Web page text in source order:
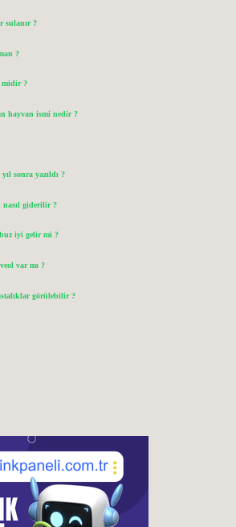
sulanır ?
?
midir ?
hayvan ismi nedir ?
sonra yazıldı ?
nasıl giderilir ?
iyi gelir mi ?
var mı ?
görülebilir ?